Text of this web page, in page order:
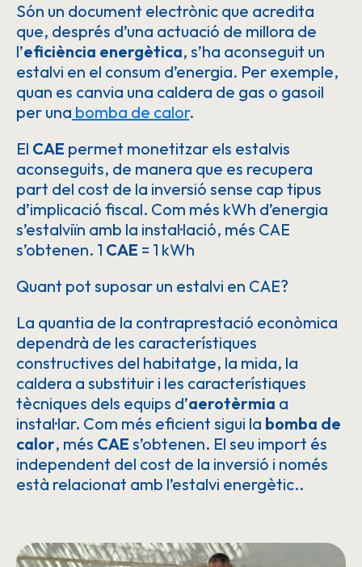
Són un document electrònic que acredita
que, després d’una actuació de millora de
l’eficiència energètica, s’ha aconseguit un
estalvi en el consum d’energia. Per exemple,
quan es canvia una caldera de gas o gasoil
per una bomba de calor.
El CAE permet monetitzar els estalvis
aconseguits, de manera que es recupera
part del cost de la inversió sense cap tipus
d’implicació fiscal. Com més kWh d’energia
s’estalviïn amb la instal·lació, més CAE
s’obtenen. 1 CAE = 1 kWh
Quant pot suposar un estalvi en CAE?
La quantia de la contraprestació econòmica
dependrà de les característiques
constructives del habitatge, la mida, la
caldera a substituir i les característiques
tècniques dels equips d’aerotèrmia a
instal·lar. Com més eficient sigui la bomba de
calor, més CAE s’obtenen. El seu import és
independent del cost de la inversió i només
està relacionat amb l’estalvi energètic..